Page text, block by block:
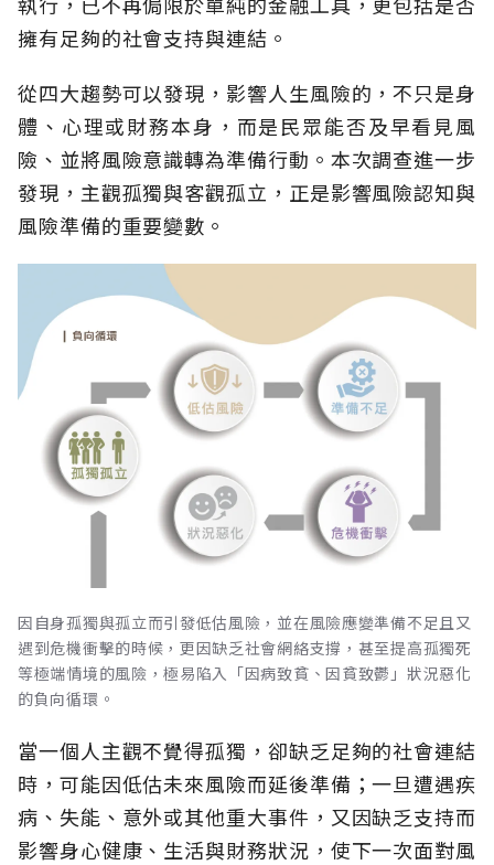
擁有足夠的社會支持與連結。
從四大趨勢可以發現，影響人生風險的，不只是身
體、心理或財務本身，而是民眾能否及早看見風
險、並將風險意識轉為準備行動。本次調查進一步
發現，主觀孤獨與客觀孤立，正是影響風險認知與
風險準備的重要變數。
因自身孤獨與孤立而引發低估風險，並在風險應變準備不足且又
遇到危機衝擊的時候，更因缺乏社會網絡支撐，甚至提高孤獨死
等極端情境的風險，極易陷入「因病致貧、因貧致鬱」狀況惡化
的負向循環。
當一個人主觀不覺得孤獨，卻缺乏足夠的社會連結
時，可能因低估未來風險而延後準備；一旦遭遇疾
病、失能、意外或其他重大事件，又因缺乏支持而
影響身心健康、生活與財務狀況，使下一次面對風